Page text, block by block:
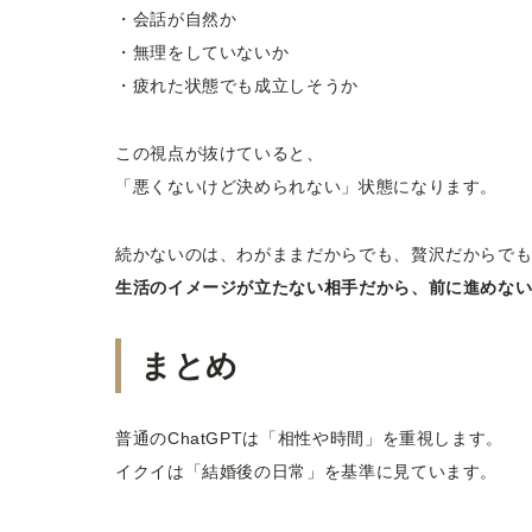
・会話が自然か
・無理をしていないか
・疲れた状態でも成立しそうか
この視点が抜けていると、
「悪くないけど決められない」状態になります。
続かないのは、わがままだからでも、贅沢だからでも
生活のイメージが立たない相手だから、前に進めな
まとめ
普通のChatGPTは「相性や時間」を重視します。
イクイは「結婚後の日常」を基準に見ています。